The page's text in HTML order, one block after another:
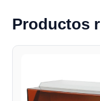
Productos